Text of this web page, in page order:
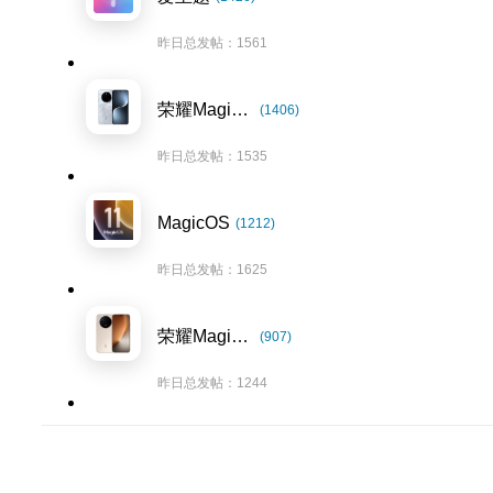
昨日总发帖：1561
荣耀Magic7系列 (1406)
昨日总发帖：1535
MagicOS (1212)
昨日总发帖：1625
荣耀Magic8系列 (907)
昨日总发帖：1244